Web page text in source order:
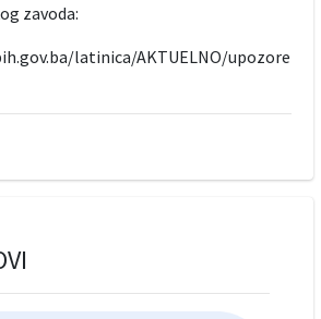
zavoda:
latinica/AKTUELNO/upozore